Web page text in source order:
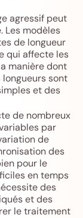
agressif peut
Les modèles
de longueur
qui affecte les
manière dont
sont
et des
de nombreux
par
de
des
pour le
en temps
des
et des
le traitement